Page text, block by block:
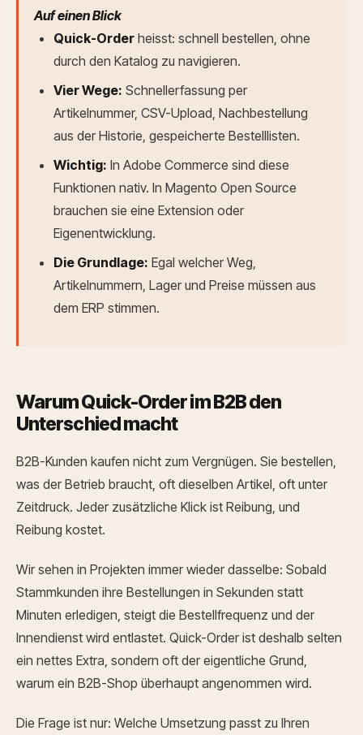
Auf einen Blick
Quick-Order heisst: schnell bestellen, ohne
durch den Katalog zu navigieren.
Vier Wege: Schnellerfassung per
Artikelnummer, CSV-Upload, Nachbestellung
aus der Historie, gespeicherte Bestelllisten.
Wichtig: In Adobe Commerce sind diese
Funktionen nativ. In Magento Open Source
brauchen sie eine Extension oder
Eigenentwicklung.
Die Grundlage: Egal welcher Weg,
Artikelnummern, Lager und Preise müssen aus
dem ERP stimmen.
Warum Quick-Order im B2B den
Unterschied macht
B2B-Kunden kaufen nicht zum Vergnügen. Sie bestellen,
was der Betrieb braucht, oft dieselben Artikel, oft unter
Zeitdruck. Jeder zusätzliche Klick ist Reibung, und
Reibung kostet.
Wir sehen in Projekten immer wieder dasselbe: Sobald
Stammkunden ihre Bestellungen in Sekunden statt
Minuten erledigen, steigt die Bestellfrequenz und der
Innendienst wird entlastet. Quick-Order ist deshalb selten
ein nettes Extra, sondern oft der eigentliche Grund,
warum ein B2B-Shop überhaupt angenommen wird.
Die Frage ist nur: Welche Umsetzung passt zu Ihren